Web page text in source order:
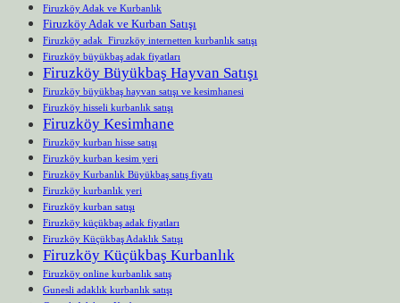
Firuzköy Adak ve Kurbanlık
Firuzköy Adak ve Kurban Satışı
Firuzköy adak Firuzköy internetten kurbanlık satışı
Firuzköy büyükbaş adak fiyatları
Firuzköy Büyükbaş Hayvan Satışı
Firuzköy büyükbaş hayvan satışı ve kesimhanesi
Firuzköy hisseli kurbanlık satışı
Firuzköy Kesimhane
Firuzköy kurban hisse satışı
Firuzköy kurban kesim yeri
Firuzköy Kurbanlık Büyükbaş satış fiyatı
Firuzköy kurbanlık yeri
Firuzköy kurban satışı
Firuzköy küçükbaş adak fiyatları
Firuzköy Küçükbaş Adaklık Satışı
Firuzköy Küçükbaş Kurbanlık
Firuzköy online kurbanlık satış
Gunesli adaklık kurbanlık satışı